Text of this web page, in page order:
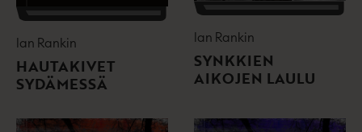
Ian Rankin
HAUTAKIVET
SYDÄMESSÄ
Ian Rankin
SYNKKIEN
AIKOJEN LAULU